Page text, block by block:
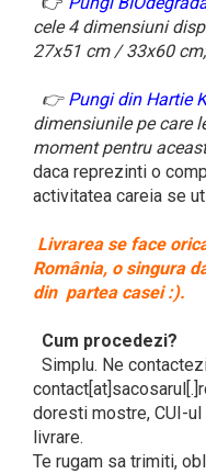
cele 4 dimensiuni
27x51 cm / 33x60 cm;
👉 Pungi din Hartie
dimensiunile pe care
moment pentru
daca reprezinti o
activitatea careia se
Livrarea se face
România, o singura
din partea casei :).
Cum procedezi?
Simplu. Ne
doresti mostre, CUI-
livrare.
Te rugam sa trimiti,